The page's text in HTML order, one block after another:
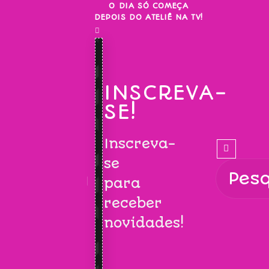
O DIA SÓ COMEÇA
DEPOIS DO ATELIÊ NA TV!
INSCREVA-
SE!
Inscreva-
se
para
receber
novidades!